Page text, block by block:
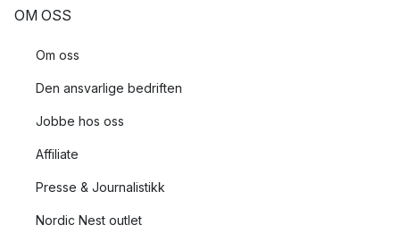
OM OSS
Om oss
Den ansvarlige bedriften
Jobbe hos oss
Affiliate
Presse & Journalistikk
Nordic Nest outlet